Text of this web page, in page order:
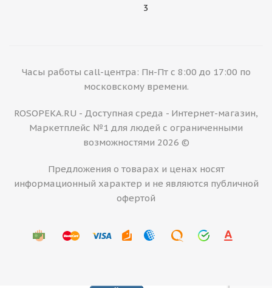
3
Часы работы call-центра: Пн-Пт с 8:00 до 17:00 по
московскому времени.
ROSOPEKA.RU - Доступная среда - Интернет-магазин,
Маркетплейс №1 для людей с ограниченными
возможностями 2026 ©
Предложения о товарах и ценах носят
информационный характер и не являются публичной
офертой